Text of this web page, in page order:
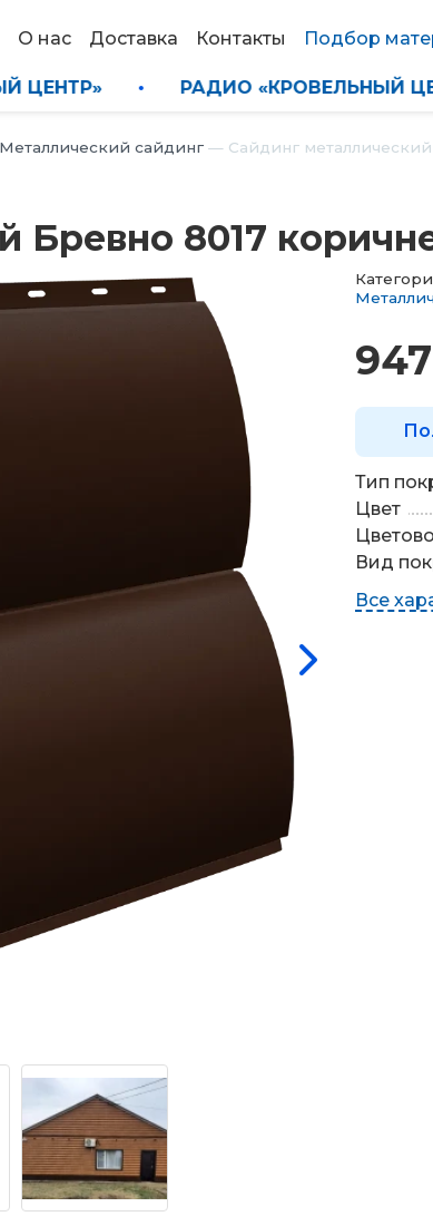
О нас Доставка Контакты Подбор
ЦЕНТР» • РАДИО
Металлический сайдинг — Сайдинг
Бревно 8017
947
Тип
Цвет
Вид
Все